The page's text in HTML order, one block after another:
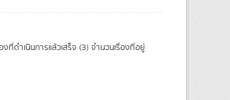
ดำเนินการแล้วเสร็จ (3) จำนวนเรื่องที่อยู่